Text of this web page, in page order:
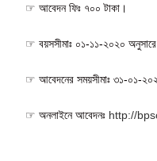
☞ আবেদন ফিঃ ৭০০ টাকা।
☞ বয়সসীমাঃ ০১-১১-২০২০
☞ আবেদনের সময়সীমাঃ ৩১-০১-
☞ অনলাইনে আবেদনঃ http://